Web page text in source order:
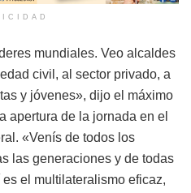
mundiales. Veo alcaldes
civil, al sector privado, a
y jóvenes», dijo el máximo
apertura de la jornada en el
«Venís de todos los
las generaciones y de todas
el multilateralismo eficaz,